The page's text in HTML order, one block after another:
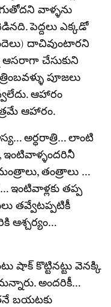
వాళ్ళను
పెద్దలు ఎక్కడో
దాచివుంటారని
చేసుకుని
పూజలు
ఆహారం
ఆహారం.
అర్ధరాత్రి… లాంటి
ఇంటివాళ్ళందరినీ
తంత్రాలు …
ఇంటివాళ్లకు తప్ప
తవ్వేటప్పటికీ
ఆశ్చర్యం…
షాక్ కొట్టినట్టు వెనక్కి
అందరికీ…
బయటకు